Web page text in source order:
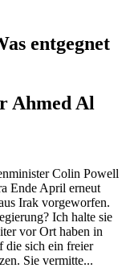
entgegnet
Ahmed Al
Colin Powell
Ende April erneut
Irak vorgeworfen.
Ich halte sie
vor Ort haben in
die sich ein freier
Sie vermitte...